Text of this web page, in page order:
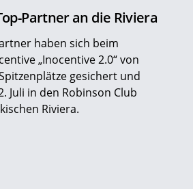
Partner an die Riviera
haben sich beim
„Inocentive 2.0“ von
gesichert und
Juli in den Robinson Club
Riviera.